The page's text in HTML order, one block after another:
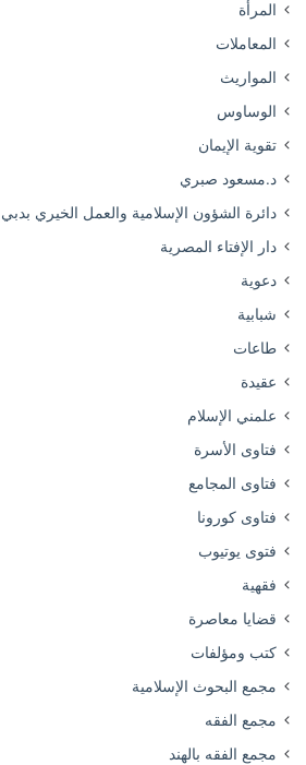
المرأة
المعاملات
المواريث
الوساوس
تقوية الإيمان
د.مسعود صبري
دائرة الشؤون الإسلامية والعمل الخيري بدبي
دار الإفتاء المصرية
دعوية
شبابية
طاعات
عقيدة
علمني الإسلام
فتاوى الأسرة
فتاوى المجامع
فتاوى كورونا
فتوى يوتيوب
فقهية
قضايا معاصرة
كتب ومؤلفات
مجمع البحوث الإسلامية
مجمع الفقه
مجمع الفقه بالهند